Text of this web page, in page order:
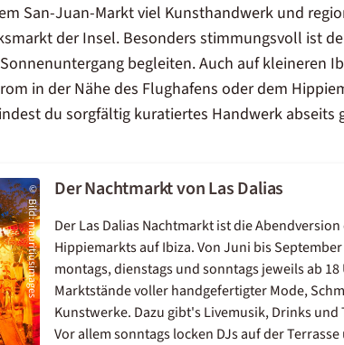
San-Juan-Markt viel Kunsthandwerk und
der Insel. Besonders stimmungsvoll ist
begleiten. Auch auf kleineren
in der Nähe des Flughafens oder dem
du sorgfältig kuratiertes Handwerk abseits
©
Bild
:
mauritiusimages
Der Nachtmarkt von Las Dalias
Der Las Dalias Nachtmarkt ist die
Hippiemarkts auf Ibiza. Von Juni bis
montags, dienstags und sonntags jeweils ab 18
Marktstände voller handgefertigter Mode,
Kunstwerke. Dazu gibt's Livemusik, Drinks und
Vor allem sonntags locken DJs auf der